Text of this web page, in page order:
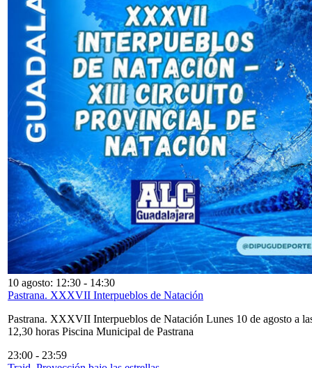
10 agosto: 12:30 - 14:30
Pastrana. XXXVII Interpueblos de Natación
Pastrana. XXXVII Interpueblos de Natación Lunes 10 de agosto a
12,30 horas Piscina Municipal de Pastrana
23:00 - 23:59